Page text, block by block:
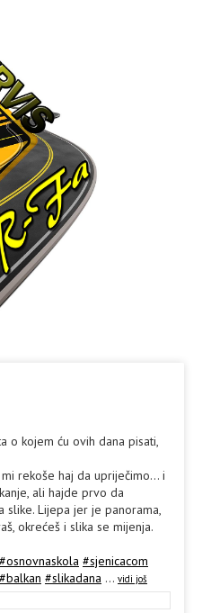
o kojem ću ovih dana pisati,
rekoše haj da upriječimo... i
ali hajde prvo da
Lijepa jer je panorama,
okrećeš i slika se mijenja.
#osnovnaskola #sjenicacom
#balkan #slikadana ... vidi još